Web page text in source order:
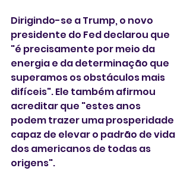
Dirigindo-se a Trump, o novo
presidente do Fed declarou que
"é precisamente por meio da
energia e da determinação que
superamos os obstáculos mais
difíceis". Ele também afirmou
acreditar que "estes anos
podem trazer uma prosperidade
capaz de elevar o padrão de vida
dos americanos de todas as
origens".